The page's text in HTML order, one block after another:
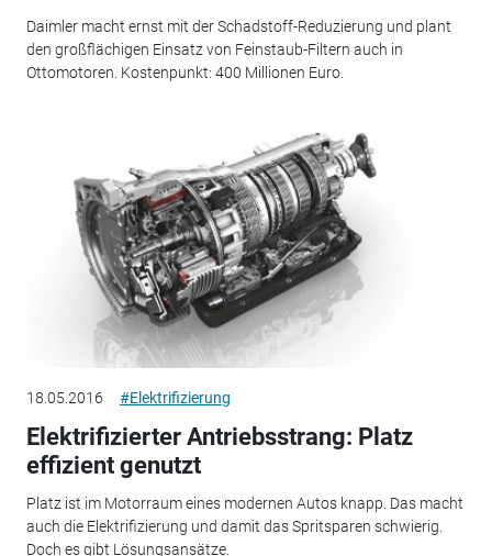
Daimler macht ernst mit der Schadstoff-Reduzierung und plant
den großflächigen Einsatz von Feinstaub-Filtern auch in
Ottomotoren. Kostenpunkt: 400 Millionen Euro.
18.05.2016 #Elektrifizierung
Elektrifizierter Antriebsstrang: Platz
effizient genutzt
Platz ist im Motorraum eines modernen Autos knapp. Das macht
auch die Elektrifizierung und damit das Spritsparen schwierig.
Doch es gibt Lösungsansätze.